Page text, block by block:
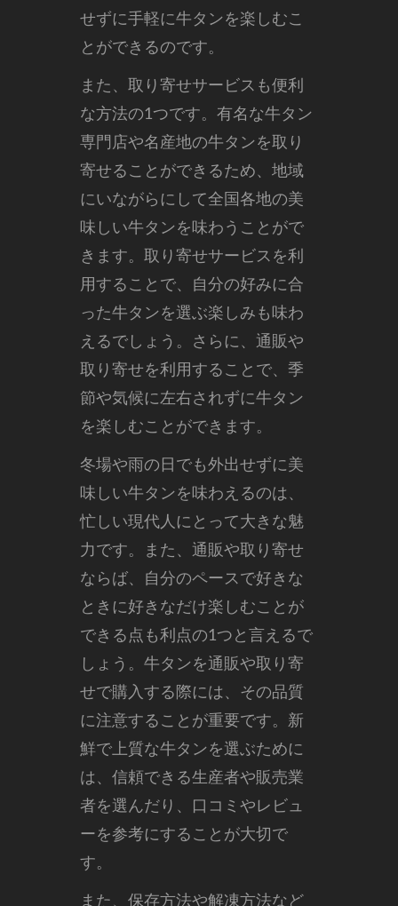
せずに手軽に牛タンを楽しむこ
とができるのです。
また、取り寄せサービスも便利
な方法の1つです。有名な牛タン
専門店や名産地の牛タンを取り
寄せることができるため、地域
にいながらにして全国各地の美
味しい牛タンを味わうことがで
きます。取り寄せサービスを利
用することで、自分の好みに合
った牛タンを選ぶ楽しみも味わ
えるでしょう。さらに、通販や
取り寄せを利用することで、季
節や気候に左右されずに牛タン
を楽しむことができます。
冬場や雨の日でも外出せずに美
味しい牛タンを味わえるのは、
忙しい現代人にとって大きな魅
力です。また、通販や取り寄せ
ならば、自分のペースで好きな
ときに好きなだけ楽しむことが
できる点も利点の1つと言えるで
しょう。牛タンを通販や取り寄
せで購入する際には、その品質
に注意することが重要です。新
鮮で上質な牛タンを選ぶために
は、信頼できる生産者や販売業
者を選んだり、口コミやレビュ
ーを参考にすることが大切で
す。
また、保存方法や解凍方法など